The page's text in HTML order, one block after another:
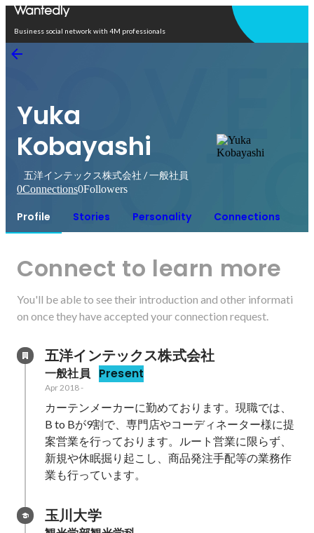
Business social network with 4M professionals
Yuka
Kobayashi
五洋インテックス株式会社 / 一般社員
0Connections0Followers
Profile Stories Personality Connections
Connect to learn more
You'll be able to see their introduction and other informati
on once they have accepted your connection request.
五洋インテックス株式会社
一般社員 Present
Apr 2018-
カーテンメーカーに勤めております。現職では、
B to Bが9割で、専門店やコーディネーター様に提
案営業を行っております。ルート営業に限らず、
新規や休眠掘り起こし、商品発注手配等の業務作
業も行っています。
玉川大学